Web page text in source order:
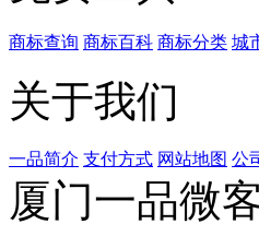
商标查询 商标百科 商标分类 城
关于我们
一品简介 支付方式 网站地图 公
厦门一品微